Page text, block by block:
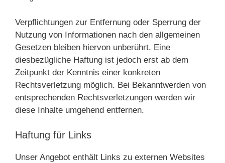
Verpflichtungen zur Entfernung oder Sperrung der
Nutzung von Informationen nach den allgemeinen
Gesetzen bleiben hiervon unberührt. Eine
diesbezügliche Haftung ist jedoch erst ab dem
Zeitpunkt der Kenntnis einer konkreten
Rechtsverletzung möglich. Bei Bekanntwerden von
entsprechenden Rechtsverletzungen werden wir
diese Inhalte umgehend entfernen.
Haftung für Links
Unser Angebot enthält Links zu externen Websites